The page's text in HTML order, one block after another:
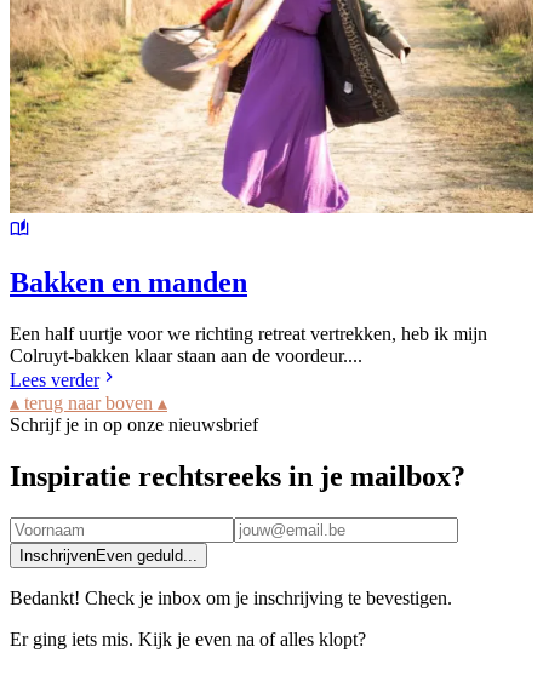
Bakken en manden
Een half uurtje voor we richting retreat vertrekken, heb ik mijn
Colruyt-bakken klaar staan aan de voordeur....
Lees verder
▴ terug naar boven ▴
Schrijf je in op onze nieuwsbrief
Inspiratie rechtsreeks in je mailbox?
InschrijvenEven geduld...
Bedankt! Check je inbox om je inschrijving te bevestigen.
Er ging iets mis. Kijk je even na of alles klopt?